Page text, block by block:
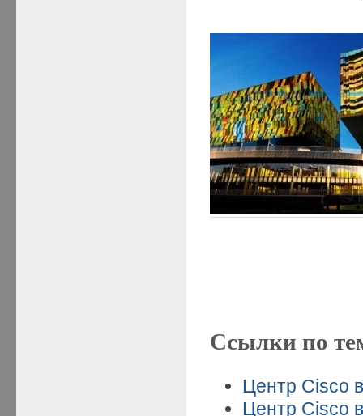
Ссылки по
Центр Cisco
Центр Cisco